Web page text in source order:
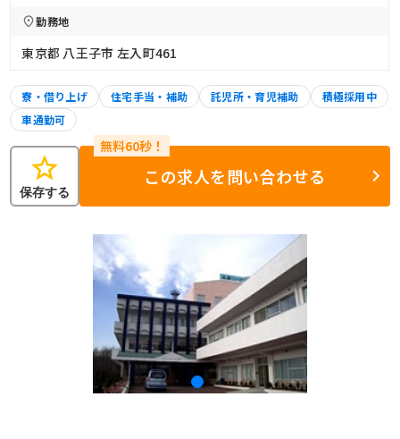
勤務地
東京都 八王子市 左入町461
寮・借り上げ 住宅手当・補助 託児所・育児補助
積極採用中
車通勤可
star
保存する
この求人を問い合わせる